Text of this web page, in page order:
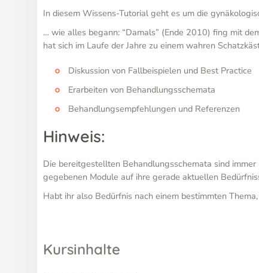
In diesem Wissens-Tutorial geht es um die
… wie alles begann: “Damals” (Ende 2010) fing mit
hat sich im Laufe der Jahre zu einem wahren
Diskussion von Fallbeispielen und Best Practice
Erarbeiten von Behandlungsschemata
Behandlungsempfehlungen und Referenzen
Hinweis:
Die bereitgestellten Behandlungsschemata sind immer
gegebenen Module auf ihre gerade aktuellen
Habt ihr also Bedürfnis nach einem bestimmten
Kursinhalte